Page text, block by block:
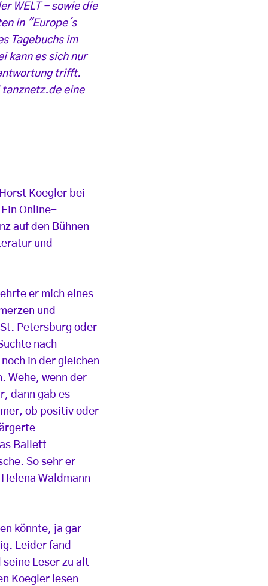
WELT - sowie die
in "Europe´s
Tagebuchs im
kann es sich nur
trifft.
eine
Koegler bei
Online-
auf den Bühnen
und
er mich eines
und
Petersburg oder
nach
in der gleichen
Wehe, wenn der
dann gab es
ob positiv oder
Ballett
So sehr er
Waldmann
könnte, ja gar
Leider fand
Leser zu alt
Koegler lesen